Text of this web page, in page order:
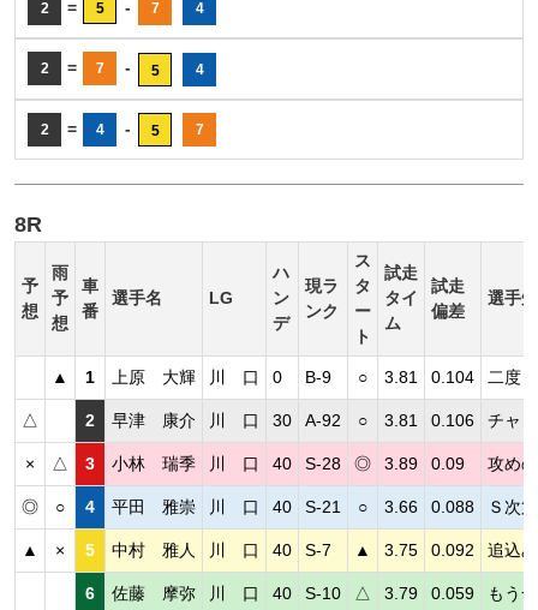
2 = 5 - 7 4
2 = 7 - 5 4
2 = 4 - 5 7
8R
予
想
雨
予
想
車
番
選手名 LG
ハ
ン
デ
現ラ
ンク
ス
タ
ー
ト
試走
タイ
ム
試走
偏差
選手
▲ 1 上原 大輝 川 口 0 B-9 ○ 3.81 0.104 二度
△ 2 早津 康介 川 口 30 A-92 ○ 3.81 0.106 チャ
× △ 3 小林 瑞季 川 口 40 S-28 ◎ 3.89 0.09 攻め
◎ ○ 4 平田 雅崇 川 口 40 S-21 ○ 3.66 0.088 Ｓ次
▲ × 5 中村 雅人 川 口 40 S-7 ▲ 3.75 0.092 追込
6 佐藤 摩弥 川 口 40 S-10 △ 3.79 0.059 もう